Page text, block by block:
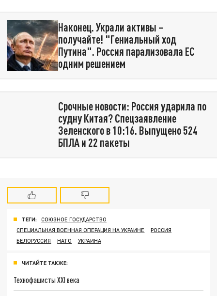
Наконец. Украли активы –
получайте! "Гениальный ход
Путина". Россия парализовала ЕС
одним решением
Срочные новости: Россия ударила по
судну Китая? Спецзаявление
Зеленского в 10:16. Выпущено 524
БПЛА и 22 пакеты
ТЕГИ:
СОЮЗНОЕ ГОСУДАРСТВО
СПЕЦИАЛЬНАЯ ВОЕННАЯ ОПЕРАЦИЯ НА УКРАИНЕ
РОССИЯ
БЕЛОРУССИЯ
НАТО УКРАИНА
ЧИТАЙТЕ ТАКЖЕ:
Технофашисты XXI века